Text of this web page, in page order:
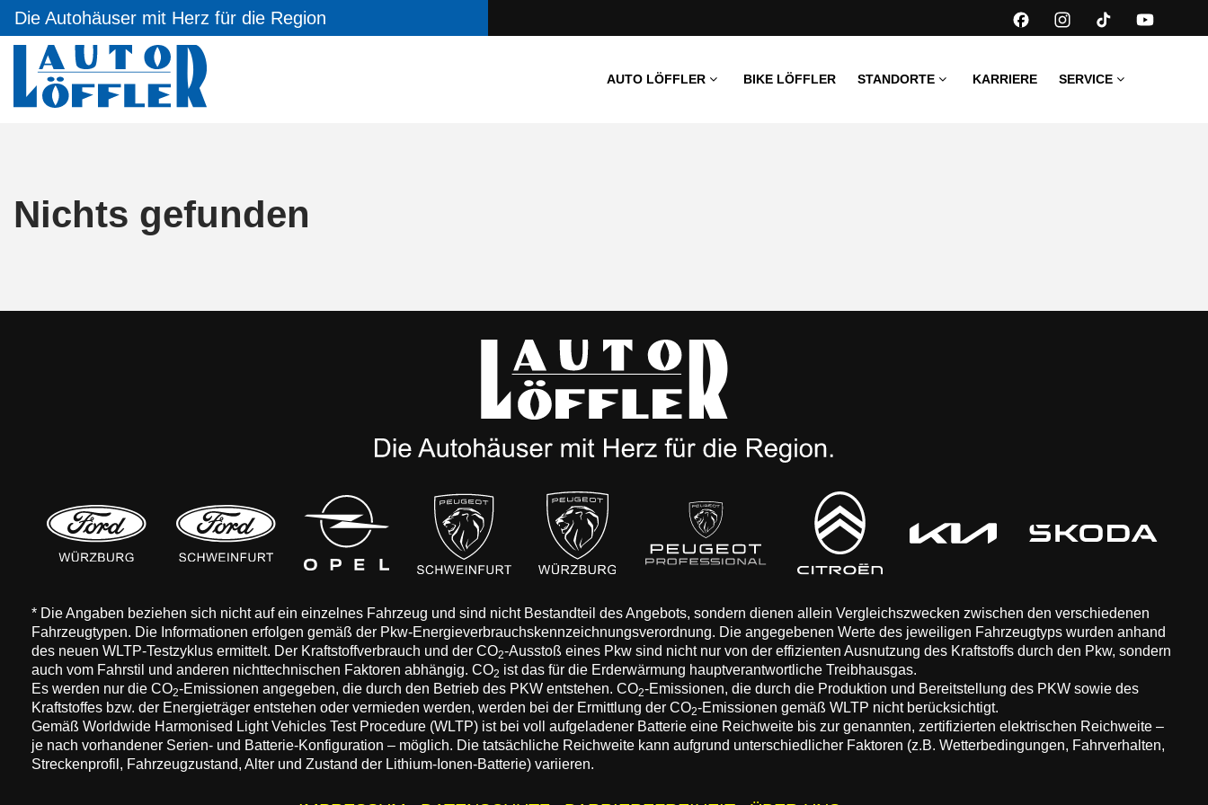
Die Autohäuser mit Herz für die Region
AUTO LÖFFLER BIKE LÖFFLER STANDORTE KARRIERE SERVICE
Nichts gefunden
* Die Angaben beziehen sich nicht auf ein einzelnes Fahrzeug und sind nicht Bestandteil des Angebots, sondern dienen allein Vergleichszwecken zwischen den verschiedenen
Fahrzeugtypen. Die Informationen erfolgen gemäß der Pkw-Energieverbrauchskennzeichnungsverordnung. Die angegebenen Werte des jeweiligen Fahrzeugtyps wurden anhand
des neuen WLTP-Testzyklus ermittelt. Der Kraftstoffverbrauch und der CO2-Ausstoß eines Pkw sind nicht nur von der effizienten Ausnutzung des Kraftstoffs durch den Pkw, sondern
auch vom Fahrstil und anderen nichttechnischen Faktoren abhängig. CO2 ist das für die Erderwärmung hauptverantwortliche Treibhausgas.
Es werden nur die CO2-Emissionen angegeben, die durch den Betrieb des PKW entstehen. CO2-Emissionen, die durch die Produktion und Bereitstellung des PKW sowie des
Kraftstoffes bzw. der Energieträger entstehen oder vermieden werden, werden bei der Ermittlung der CO2-Emissionen gemäß WLTP nicht berücksichtigt.
Gemäß Worldwide Harmonised Light Vehicles Test Procedure (WLTP) ist bei voll aufgeladener Batterie eine Reichweite bis zur genannten, zertifizierten elektrischen Reichweite –
je nach vorhandener Serien- und Batterie-Konfiguration – möglich. Die tatsächliche Reichweite kann aufgrund unterschiedlicher Faktoren (z.B. Wetterbedingungen, Fahrverhalten,
Streckenprofil, Fahrzeugzustand, Alter und Zustand der Lithium-Ionen-Batterie) variieren.